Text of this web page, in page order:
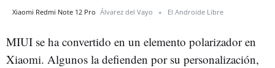
Xiaomi Redmi Note 12 Pro Álvarez del Vayo El Androide Libre
MIUI se ha convertido en un elemento polarizador en
Xiaomi. Algunos la defienden por su personalización,